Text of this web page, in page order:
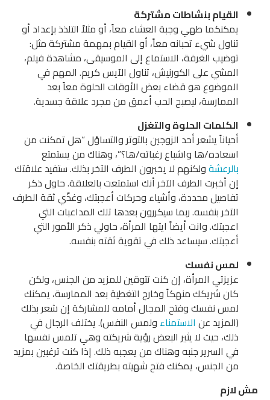
القيام بنشاطات مشتركة
يمكنكما طهي وجبة العشاء معاً، أو مثلاً التلذذ بإعداد أو
تناول شيء تحبانه معاً، أو القيام بمهمة مشتركة مثل:
توضيب الغرفة، الاستماع إلى الموسيقى، مشاهدة فيلم،
المشي على الكورنيش، تناول الآيس كريم. المهم في
الموضوع هو قضاء بعض الأوقات الحلوة معاً بعد
الممارسة، ليصبح الحب أعمق من مجرد علاقة جسدية.
الكلمات الحلوة والتغزل
أحياناً يشعر أحد الزوجين بالتوتر والتساؤل “هل تمكنت من
اسعاده/ها واشباع رغباته/ها؟”، وهناك من يستمتع
بالرعشةولكنهم لا يخبرون الطرف الآخر بذلك. ستفيد علاقتك
إن أخبرت الطرف الآخر أنك استمتعت بالعلاقة. حاول ذكر
تفاصيل محددة، وأشياء وحركات أعجبتك، وغذّي ثقة الطرف
الآخر بنفسه. ربما سيكررون بعدها تلك المداعبات التي
اعجبتك. وانت أيضاً ايتها المرأة، حاولي ذكر الأمور التي
أعجبتك. سيساعد ذلك في تقوية ثقته بنفسه.
لمس نفسك
عزيزتي المرأة، إن كنت تتوقين للمزيد من الجنس، ولكن
كان شريكك منهكاً وخارج التغطية بعد الممارسة، يمكنك
لمس نفسك وفتح المجال أمامه للمشاركة إن شعر بذلك
(المزيد عن الاستمناء ولمس النفس). يختلف الرجال في
ذلك، حيث لا يثير البعض رؤية شريكته وهي تلمس نفسها
في السرير جنبه وهناك من يعجبه ذلك. إذا كنت ترغبين بمزيد
من الجنس، يمكنك فتح شهيته بطريقتك الخاصة.
مش لازم